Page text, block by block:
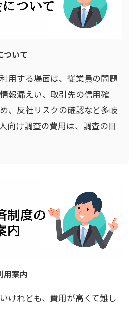
ついて
用する場面は、従業員の問題
報漏えい、取引先の信用確
、反社リスクの確認など多岐
向け調査の費用は、調査の目
用案内
けれども、費用が高くて難し